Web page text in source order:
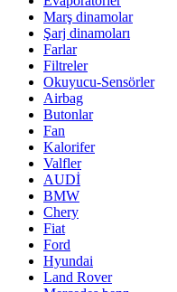
Marş dinamolar
Şarj dinamoları
Farlar
Filtreler
Okuyucu-Sensörler
Airbag
Butonlar
Fan
Kalorifer
Valfler
AUDİ
BMW
Chery
Fiat
Ford
Hyundai
Land Rover